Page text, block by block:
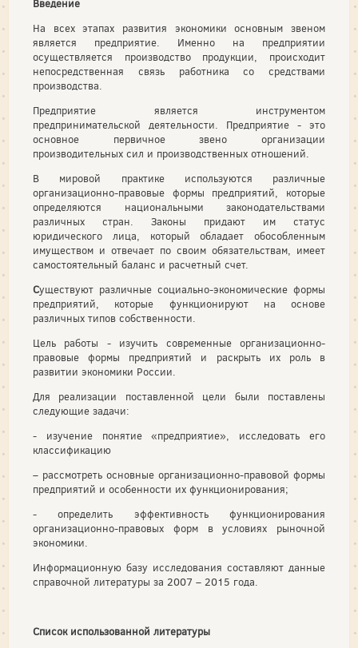
Введение
На всех этапах развития экономики основным звеном
является предприятие. Именно на предприятии
осуществляется производство продукции, происходит
непосредственная связь работника со средствами
производства.
Предприятие является инструментом
предпринимательской деятельности. Предприятие - это
основное первичное звено организации
производительных сил и производственных отношений.
В мировой практике используются различные
организационно-правовые формы предприятий, которые
определяются национальными законодательствами
различных стран. Законы придают им статус
юридического лица, который обладает обособленным
имуществом и отвечает по своим обязательствам, имеет
самостоятельный баланс и расчетный счет.
Существуют различные социально-экономические формы
предприятий, которые функционируют на основе
различных типов собственности.
Цель работы - изучить современные организационно-
правовые формы предприятий и раскрыть их роль в
развитии экономики России.
Для реализации поставленной цели были поставлены
следующие задачи:
- изучение понятие «предприятие», исследовать его
классификацию
– рассмотреть основные организационно-правовой формы
предприятий и особенности их функционирования;
- определить эффективность функционирования
организационно-правовых форм в условиях рыночной
экономики.
Информационную базу исследования составляют данные
справочной литературы за 2007 – 2015 года.
Список использованной литературы